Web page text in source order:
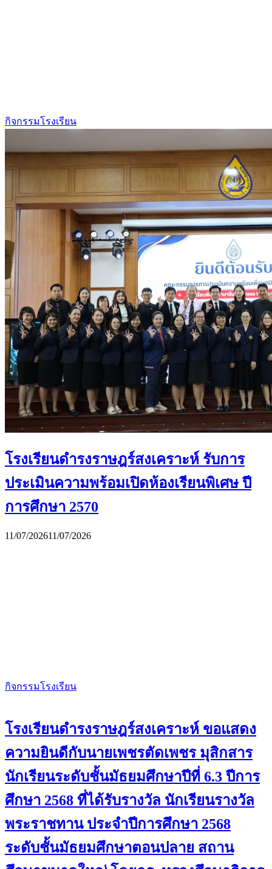
กิจกรรมโรงเรียน
โรงเรียนดำรงราษฎร์สงเคราะห์ รับการ
ประเมินความพร้อมเปิดห้องเรียนพิเศษ ปี
การศึกษา 2570
11/07/202611/07/2026
กิจกรรมโรงเรียน
โรงเรียนดำรงราษฎร์สงเคราะห์ ขอแสดง
ความยินดีกับนายเพชรตัดเพชร มุสิกสาร
นักเรียนระดับชั้นมัธยมศึกษาปีที่ 6.3 ปีการ
ศึกษา 2568 ที่ได้รับรางวัล นักเรียนรางวัล
พระราชทาน ประจำปีการศึกษา 2568
ระดับชั้นมัธยมศึกษาตอนปลาย สถาน